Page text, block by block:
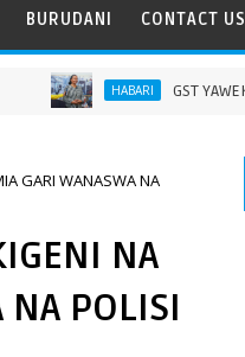
BURUDANI CONTACT US
HABARI GST YAWEKEZA
GARI WANASWA NA
NA
NA POLISI